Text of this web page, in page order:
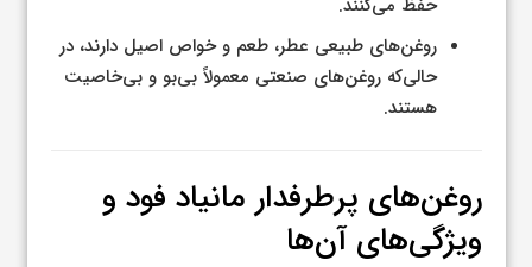
حفظ می‌کنند.
روغن‌های طبیعی عطر، طعم و خواص اصیل دارند، در
حالی‌که روغن‌های صنعتی معمولاً بی‌بو و بی‌خاصیت
هستند.
روغن‌های پرطرفدار مانیاد فود و
ویژگی‌های آن‌ها